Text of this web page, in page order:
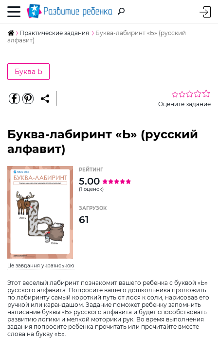
Практические задания
Буква-лабиринт «Ь» (русский
алфавит)
Буква Ь
Оцените задание
Буква-лабиринт «Ь» (русский
алфавит)
Це завдання українською
Этот веселый лабиринт познакомит вашего ребенка с буквой «Ь»
русского алфавита. Попросите вашего дошкольника проложить
по лабиринту самый короткий путь от лося к соли, нарисовав его
ручкой или карандашом. Задание поможет ребенку запомнить
написание буквы «Ь» русского алфавита и будет способствовать
развитию логики и мелкой моторики рук. Во время выполнения
задания попросите ребенка прочитать или прочитайте вместе
слова на букву «Ь».
РЕЙТИНГ
5.00
(1 оценок)
ЗАГРУЗОК
61